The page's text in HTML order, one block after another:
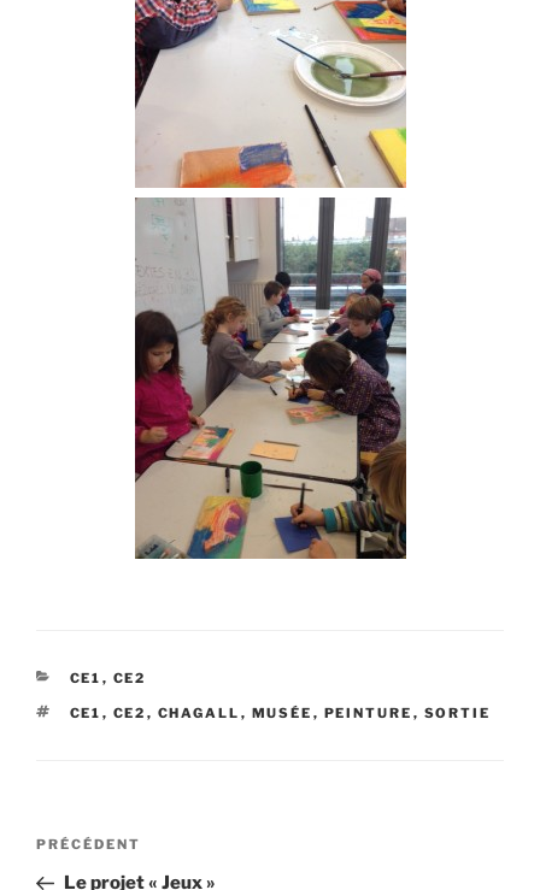
CATÉGORIES
CE1 , CE2
ÉTIQUETTES
CE1 , CE2 , CHAGALL , MUSÉE , PEINTURE , SORTIE
Navigation
Article
précédent
PRÉCÉDENT
Le projet « Jeux »